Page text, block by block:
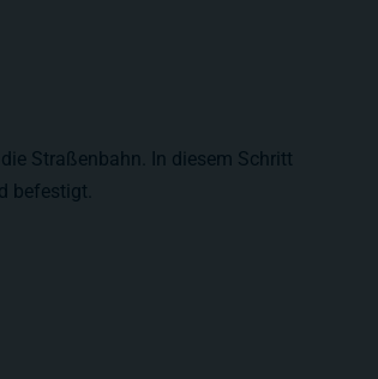
Straßenbahn. In diesem Schritt
befestigt.